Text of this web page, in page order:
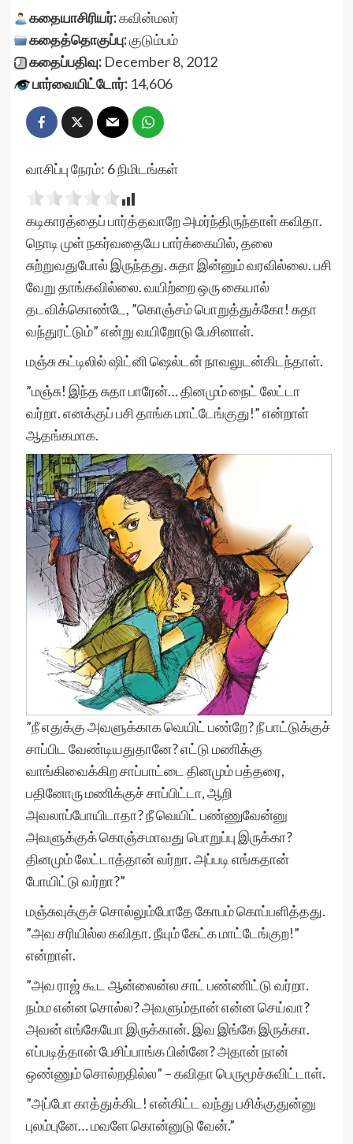
கதையாசிரியர்:கவின்மலர்
கதைத்தொகுப்பு:குடும்பம்
கதைப்பதிவு:December 8, 2012
பார்வையிட்டோர்:14,606
வாசிப்பு நேரம்: 6நிமிடங்கள்
கடிகாரத்தைப் பார்த்தவாறே அமர்ந்திருந்தாள் கவிதா.
நொடி முள் நகர்வதையே பார்க்கையில், தலை
சுற்றுவதுபோல் இருந்தது. சுதா இன்னும் வரவில்லை. பசி
வேறு தாங்கவில்லை. வயிற்றை ஒரு கையால்
தடவிக்கொண்டே, ”கொஞ்சம் பொறுத்துக்கோ! சுதா
வந்துரட்டும்” என்று வயிறோடு பேசினாள்.
மஞ்சு கட்டிலில் ஷிட்னி ஷெல்டன் நாவலுடன்கிடந்தாள்.
”மஞ்சு! இந்த சுதா பாரேன்… தினமும் நைட் லேட்டா
வர்றா. எனக்குப் பசி தாங்க மாட்டேங்குது!” என்றாள்
ஆதங்கமாக.
”நீ எதுக்கு அவளுக்காக வெயிட் பண்றே? நீ பாட்டுக்குச்
சாப்பிட வேண்டியதுதானே? எட்டு மணிக்கு
வாங்கிவைக்கிற சாப்பாட்டை தினமும் பத்தரை,
பதினோரு மணிக்குச் சாப்பிட்டா, ஆறி
அவலாப்போயிடாதா? நீ வெயிட் பண்ணுவேன்னு
அவளுக்குக் கொஞ்சமாவது பொறுப்பு இருக்கா?
தினமும் லேட்டாத்தான் வர்றா. அப்படி எங்கதான்
போயிட்டு வர்றா?”
மஞ்சுவுக்குச் சொல்லும்போதே கோபம் கொப்பளித்தது.
”அவ சரியில்ல கவிதா. நீயும் கேட்க மாட்டேங்குற!”
என்றாள்.
”அவ ராஜ் கூட ஆன்லைன்ல சாட் பண்ணிட்டு வர்றா.
நம்ம என்ன சொல்ல? அவளும்தான் என்ன செய்வா?
அவன் எங்கேயோ இருக்கான். இவ இங்கே இருக்கா.
எப்படித்தான் பேசிப்பாங்க பின்னே? அதான் நான்
ஒண்ணும் சொல்றதில்ல” – கவிதா பெருமூச்சுவிட்டாள்.
”அப்போ காத்துக்கிட! என்கிட்ட வந்து பசிக்குதுன்னு
புலம்புனே… மவளே கொன்னுடு வேன்.”